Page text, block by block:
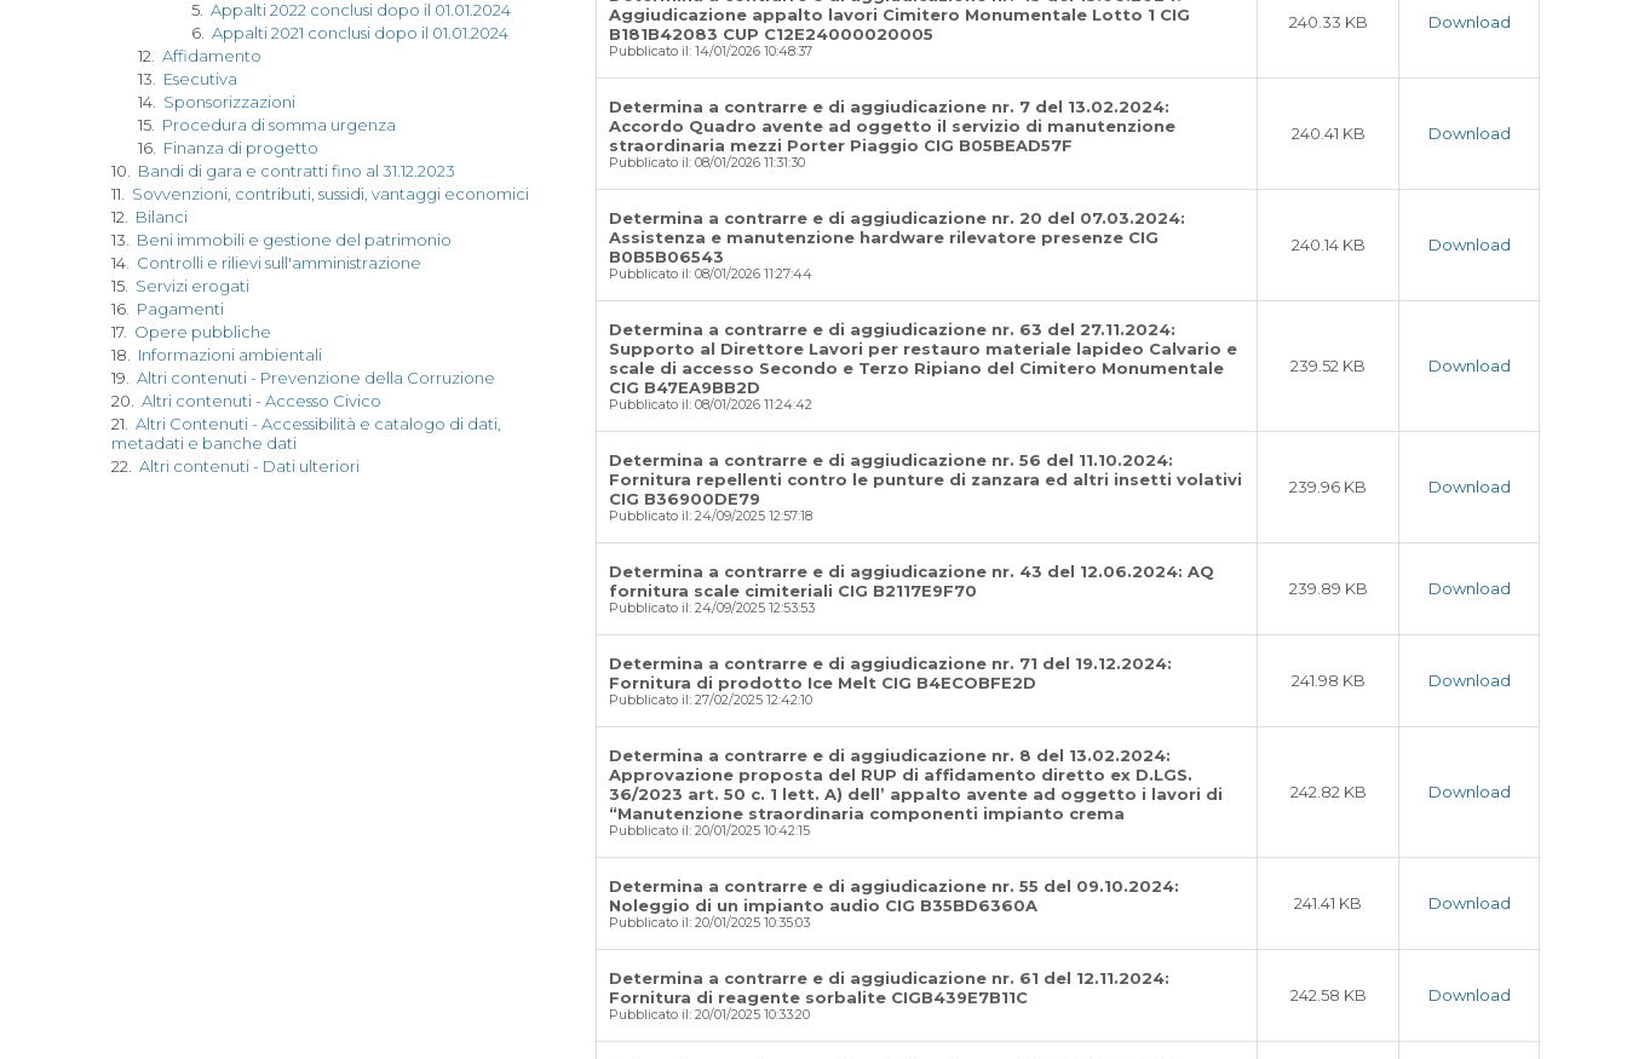
Aggiudicazione appalto lavori Cimitero Monumentale Lotto 1 CIG
B181B42083 CUP C12E24000020005
Pubblicato il: 14/01/2026 10:48:37
240.33 KB Download
Determina a contrarre e di aggiudicazione nr. 7 del 13.02.2024:
Accordo Quadro avente ad oggetto il servizio di manutenzione
straordinaria mezzi Porter Piaggio CIG B05BEAD57F
Pubblicato il: 08/01/2026 11:31:30
240.41 KB Download
Determina a contrarre e di aggiudicazione nr. 20 del 07.03.2024:
Assistenza e manutenzione hardware rilevatore presenze CIG
B0B5B06543
Pubblicato il: 08/01/2026 11:27:44
240.14 KB Download
Determina a contrarre e di aggiudicazione nr. 63 del 27.11.2024:
Supporto al Direttore Lavori per restauro materiale lapideo Calvario e
scale di accesso Secondo e Terzo Ripiano del Cimitero Monumentale
CIG B47EA9BB2D
Pubblicato il: 08/01/2026 11:24:42
239.52 KB Download
Determina a contrarre e di aggiudicazione nr. 56 del 11.10.2024:
Fornitura repellenti contro le punture di zanzara ed altri insetti volativi
CIG B36900DE79
Pubblicato il: 24/09/2025 12:57:18
239.96 KB Download
Determina a contrarre e di aggiudicazione nr. 43 del 12.06.2024: AQ
fornitura scale cimiteriali CIG B2117E9F70
Pubblicato il: 24/09/2025 12:53:53
239.89 KB Download
Determina a contrarre e di aggiudicazione nr. 71 del 19.12.2024:
Fornitura di prodotto Ice Melt CIG B4ECOBFE2D
Pubblicato il: 27/02/2025 12:42:10
241.98 KB Download
Determina a contrarre e di aggiudicazione nr. 8 del 13.02.2024:
Approvazione proposta del RUP di affidamento diretto ex D.LGS.
36/2023 art. 50 c. 1 lett. A) dell’ appalto avente ad oggetto i lavori di
“Manutenzione straordinaria componenti impianto crema
Pubblicato il: 20/01/2025 10:42:15
242.82 KB Download
Determina a contrarre e di aggiudicazione nr. 55 del 09.10.2024:
Noleggio di un impianto audio CIG B35BD6360A
Pubblicato il: 20/01/2025 10:35:03
241.41 KB Download
Determina a contrarre e di aggiudicazione nr. 61 del 12.11.2024:
Fornitura di reagente sorbalite CIGB439E7B11C
Pubblicato il: 20/01/2025 10:33:20
242.58 KB Download
5. Appalti 2022 conclusi dopo il 01.01.2024
6. Appalti 2021 conclusi dopo il 01.01.2024
12. Affidamento
13. Esecutiva
14. Sponsorizzazioni
15. Procedura di somma urgenza
16. Finanza di progetto
10. Bandi di gara e contratti fino al 31.12.2023
11. Sovvenzioni, contributi, sussidi, vantaggi economici
12. Bilanci
13. Beni immobili e gestione del patrimonio
14. Controlli e rilievi sull'amministrazione
15. Servizi erogati
16. Pagamenti
17. Opere pubbliche
18. Informazioni ambientali
19. Altri contenuti - Prevenzione della Corruzione
20. Altri contenuti - Accesso Civico
21. Altri Contenuti - Accessibilità e catalogo di dati,
metadati e banche dati
22. Altri contenuti - Dati ulteriori